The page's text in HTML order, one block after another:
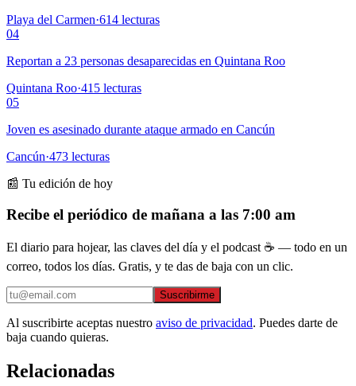
Playa del Carmen·614 lecturas
04
Reportan a 23 personas desaparecidas en Quintana Roo
Quintana Roo·415 lecturas
05
Joven es asesinado durante ataque armado en Cancún
Cancún·473 lecturas
📰 Tu edición de hoy
Recibe el periódico de mañana a las 7:00 am
El diario para hojear, las claves del día y el podcast ☕ — todo en un
correo, todos los días. Gratis, y te das de baja con un clic.
Suscribirme
Al suscribirte aceptas nuestro aviso de privacidad. Puedes darte de
baja cuando quieras.
Relacionadas